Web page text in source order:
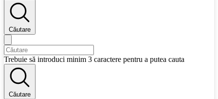
Căutare
Trebuie să introduci minim 3 caractere pentru a putea cauta
Căutare